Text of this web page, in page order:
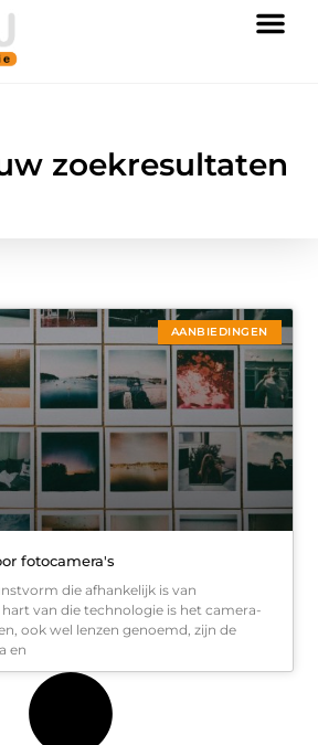
zoekresultaten
AANBIEDINGEN
fotocamera's
die afhankelijk is van
van die technologie is het camera-
ook wel lenzen genoemd, zijn de
en